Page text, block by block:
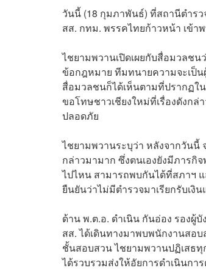
วันนี้ (18 กุมภาพันธ์) ที่สถานีตำร
สส. กทม. พรรคไทยก้าวหน้า เข้า
ไชยามพวานเปิดเผยกับสื่อมวลชน
ข้อกฎหมาย ทีมทนายความจะเป็น
สื่อมวลชนก็ได้เห็นตามที่ปรากฏใ
ขอโทษชาวเชียงใหม่ที่เรื่องดังกล่
ปลอดภัย
ไชยามพวานระบุว่า หลังจากวัน
กล่าวมามาก ซึ่งตนเองยังมีภารกิ
ไปไหน สามารถพบกันได้ที่สภาฯ
ยืนยันว่าไม่มีตำรวจมาเรียกรับเงิน
ด้าน พ.ต.อ. ดำเนิน กันอ่อง รองผู้
สส. ได้เดินทางมาพบพนักงานสอ
ชั้นสอบสวน ไชยามพวานปฏิเสธทุ
ได้รวบรวมส่งให้อัยการดำเนินกา